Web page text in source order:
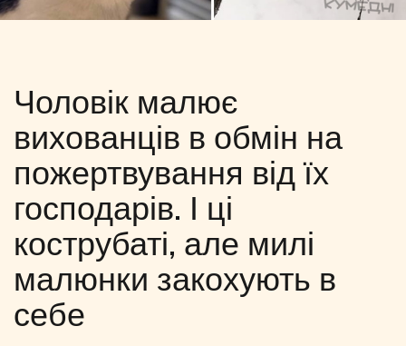
Чоловік малює
вихованців в обмін на
пожертвування від їх
господарів. І ці
кострубаті, але милі
малюнки закохують в
себе